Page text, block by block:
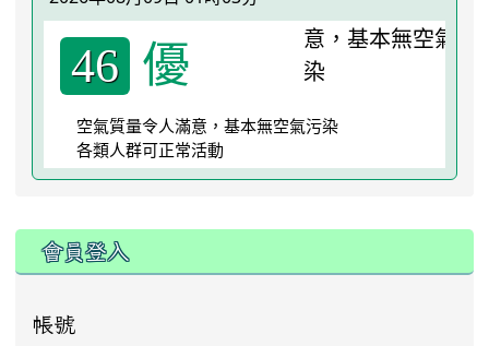
46 優
空氣質量令人滿意，基本無空氣污染
各類人群可正常活動
:::
會員登入
帳號